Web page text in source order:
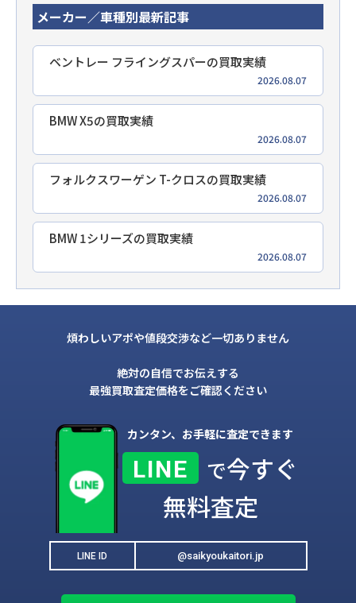
メーカー／車種別最新記事
ベントレー フライングスパーの買取実績
2026.08.07
BMW X5の買取実績
2026.08.07
フォルクスワーゲン T-クロスの買取実績
2026.08.07
BMW 1シリーズの買取実績
2026.08.07
煩わしいアポや値段交渉など一切ありません
絶対の自信でお伝えする
最強買取査定価格をご確認ください
カンタン、お手軽に査定できます
LINE で今すぐ
無料査定
LINE ID @saikyoukaitori.jp